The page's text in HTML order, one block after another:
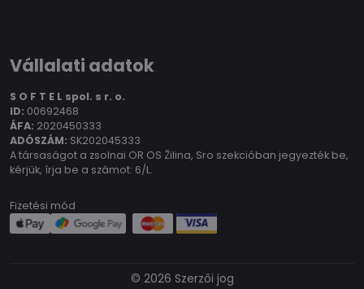
Vállalati adatok
S O F T E L spol. s r. o.
ID: 00692468
ÁFA: 2020450333
ADÓSZÁM: SK202045333
A társaságot a zsolnai OR OS Žilina, Sro szekcióban jegyezték be,
kérjük, írja be a számot: 6/L.
Fizetési mód
© 2026 Szerzői jog